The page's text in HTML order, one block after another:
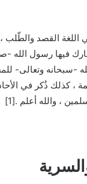
القصد والطّلب
فيها رسول الله -
-سبحانه وتعالى-
، كذلك ذُكر في
، والله أعلم .[1]